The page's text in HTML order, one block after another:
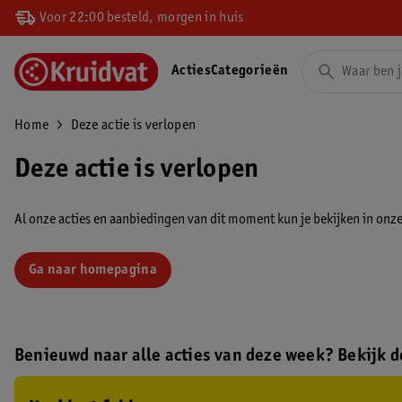
Voor 22:00 besteld, morgen in huis
ActiesCategorieën
Home Deze actie is verlopen
Deze actie is verlopen
Al onze acties en aanbiedingen van dit moment kun je bekijken in
Ga naar homepagina
Benieuwd naar alle acties van deze week? Bekijk